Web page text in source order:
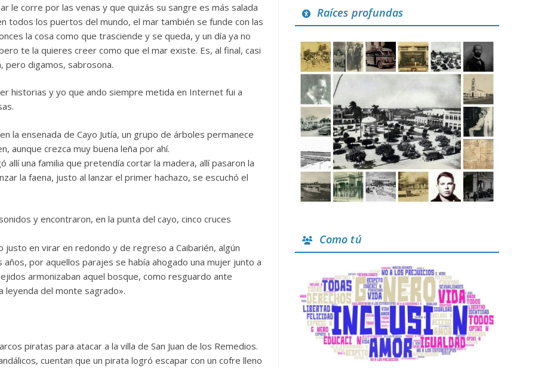
le corre por las venas y que quizás su sangre es más salada
todos los puertos del mundo, el mar también se funde con las
la cosa como que trasciende y se queda, y un día ya no
te la quieres creer como que el mar existe. Es, al final, casi
pero digamos, sabrosona.
historias y yo que ando siempre metida en Internet fui a
la ensenada de Cayo Jutía, un grupo de árboles permanece
aunque crezca muy buena leña por ahí.
allí una familia que pretendía cortar la madera, allí pasaron la
la faena, justo al lanzar el primer hachazo, se escuchó el
y encontraron, en la punta del cayo, cinco cruces
en virar en redondo y de regreso a Caibarién, algún
por aquellos parajes se había ahogado una mujer junto a
armonizaban aquel bosque, como resguardo ante
leyenda del monte sagrado».
piratas para atacar a la villa de San Juan de los Remedios.
cuentan que un pirata logró escapar con un cofre lleno
Raíces profundas
Como tú